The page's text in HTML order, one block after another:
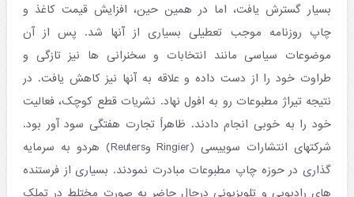
بسیار گسترش یافت، اما در همین حین، افزایش قیمت کاغذ و
چاپ روزنامه موجب تعطیلی بسیاری از آنها شد. پس از آن
موضوعات سیاسی مانند انتخابات و سخنرانی ها نیز تازگی و
طراوت خود را از دست داده و علاقه به آنها نیز کاهش یافت. در
نتیجه تیراژ مطبوعات رو به افول نهاد. نشریات قطع کوچک، فعالیت
خود را به خوبی انجام دادند. ظاهراً تجارت هفتگی سود آور بود.
شرکتهای انتشارات سوییسی (Ringier وReuters) هردو به سرمایه
گذاری در حوزه چاپ مطبوعات مبادرت نمودند. بسیاری از فرستنده
های رادیویی و تلویزیونی درحال حاضر به صورت مختلط در تملک